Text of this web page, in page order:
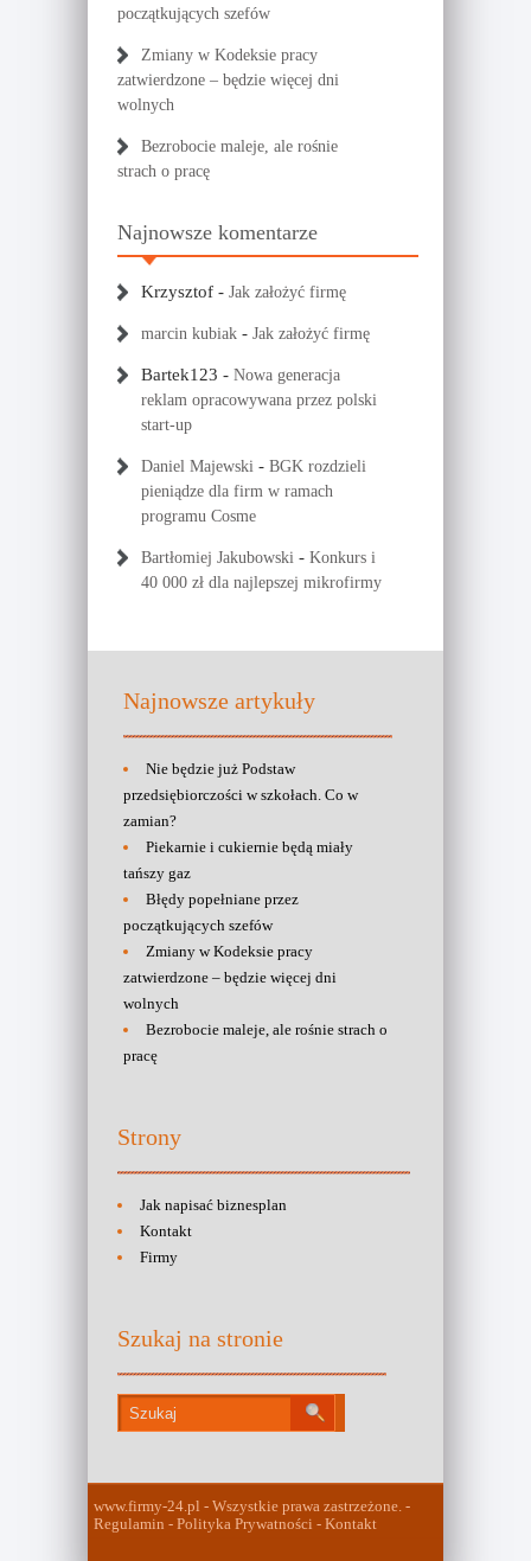
początkujących szefów
Zmiany w Kodeksie pracy
zatwierdzone – będzie więcej dni
wolnych
Bezrobocie maleje, ale rośnie
strach o pracę
Najnowsze komentarze
Krzysztof - Jak założyć firmę
marcin kubiak - Jak założyć firmę
Bartek123 - Nowa generacja
reklam opracowywana przez polski
start-up
Daniel Majewski - BGK rozdzieli
pieniądze dla firm w ramach
programu Cosme
Bartłomiej Jakubowski - Konkurs i
40 000 zł dla najlepszej mikrofirmy
Najnowsze artykuły
Nie będzie już Podstaw
przedsiębiorczości w szkołach. Co w
zamian?
Piekarnie i cukiernie będą miały
tańszy gaz
Błędy popełniane przez
początkujących szefów
Zmiany w Kodeksie pracy
zatwierdzone – będzie więcej dni
wolnych
Bezrobocie maleje, ale rośnie strach o
pracę
Strony
Jak napisać biznesplan
Kontakt
Firmy
Szukaj na stronie
www.firmy-24.pl - Wszystkie prawa zastrzeżone. -
Regulamin - Polityka Prywatności - Kontakt